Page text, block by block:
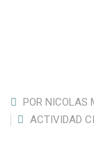
POR NICOLAS
ACTIVIDAD